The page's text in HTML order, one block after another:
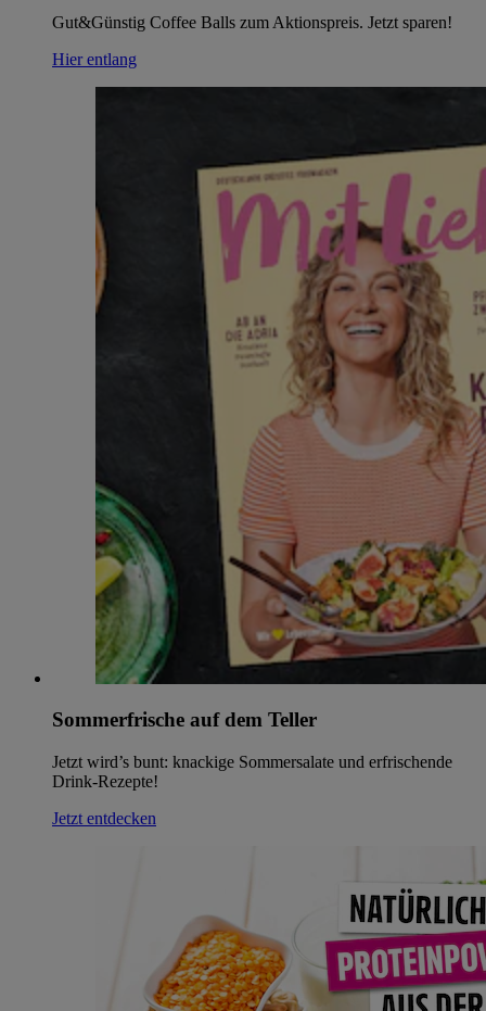
Gut&Günstig Coffee Balls zum Aktionspreis. Jetzt sparen!
Hier entlang
Sommerfrische auf dem Teller
Jetzt wird’s bunt: knackige Sommersalate und erfrischende
Drink-Rezepte!
Jetzt entdecken